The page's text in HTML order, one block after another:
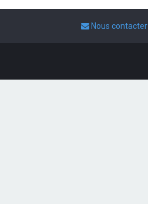
Nous contacter